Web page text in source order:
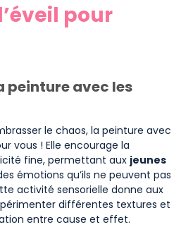
pour
peinture avec les
le chaos, la peinture avec
vous ! Elle encourage la
fine, permettant aux jeunes
émotions qu’ils ne peuvent pas
activité sensorielle donne aux
différentes textures et
entre cause et effet.